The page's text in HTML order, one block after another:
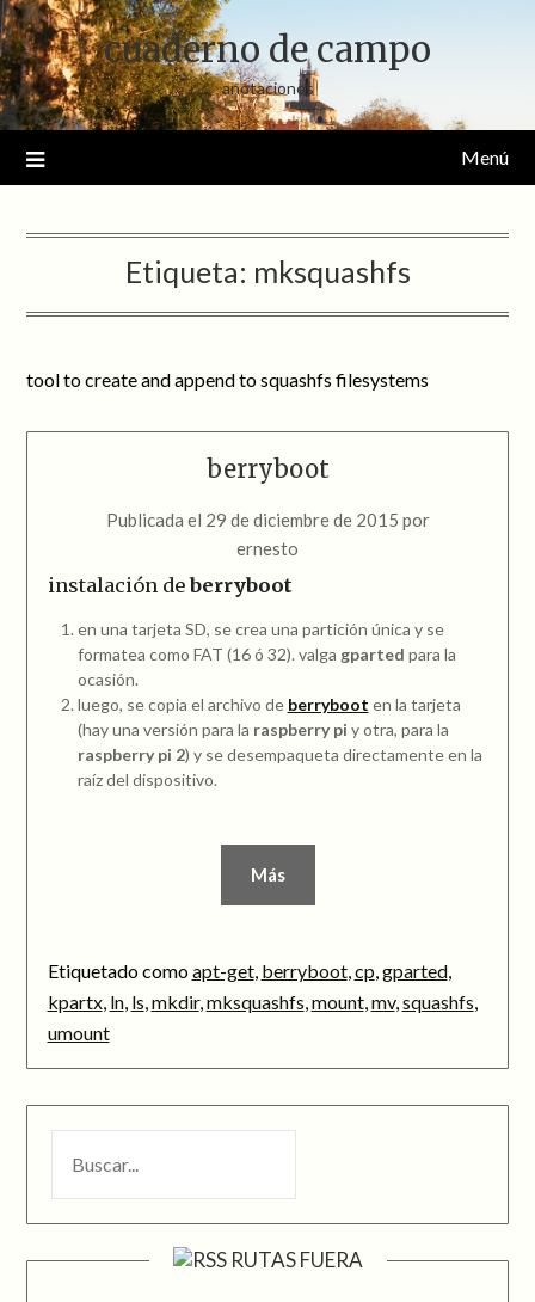
Saltar
al
contenido
cuaderno de campo
anotaciones
Menú
Etiqueta: mksquashfs
tool to create and append to squashfs filesystems
berryboot
Publicada el 29 de diciembre de 2015 por
ernesto
instalación deberryboot
en una tarjeta SD, se crea una partición única y se
formatea como FAT (16 ó 32). valga gparted para la
ocasión.
luego, se copia el archivo de berryboot en la tarjeta
(hay una versión para la raspberry pi y otra, para la
raspberry pi 2) y se desempaqueta directamente en la
raíz del dispositivo.
Más
Etiquetado comoapt-get, berryboot, cp gparted,
kpartx, ln, ls mkdir, mksquashfs mount, mv, squashfs
umount
RUTAS FUERA